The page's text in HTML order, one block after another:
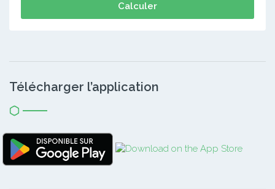
Calculer
Télécharger l’application